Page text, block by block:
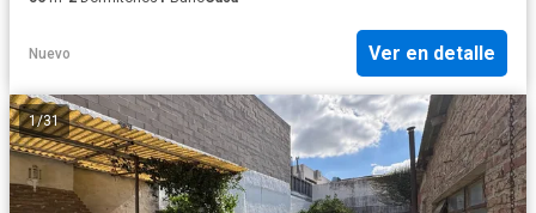
Nuevo Ver en detalle
1/31